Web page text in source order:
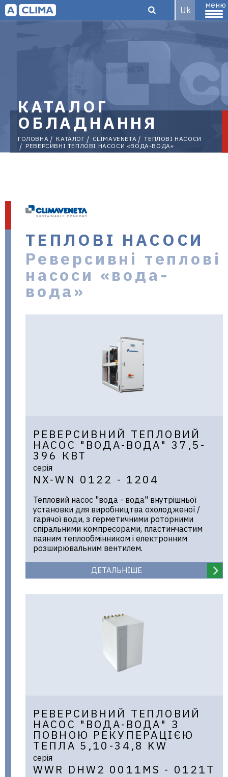
кліматичного
обладнання
Uk
меню
КАТАЛОГ
ОБЛАДНАННЯ
ГОЛОВНА КАТАЛОГ CLIMAVENETA
ТЕПЛОВІ НАСОСИ
РЕВЕРСИВНІ ТЕПЛОВІ НАСОСИ «ВОДА-ВОДА»
ТЕПЛОВІ НАСОСИ
Реверсивні теплові
насоси «вода-
вода»
РЕВЕРСИВНИЙ ТЕПЛОВИЙ
НАСОС "ВОДА-ВОДА" 37,5-
396 КВТ
серія
NX-WN 0122 - 1204
Тепловий насос "вода - вода" внутрішньої
установки для виробництва охолодженої /
гарячої води, з герметичними роторними
спіральними компресорами, пластинчастим
паяним теплообмінником і електронним
розширювальним вентилем.
ДЕТАЛЬНІШЕ
РЕВЕРСИВНИЙ ТЕПЛОВИЙ
НАСОС "ВОДА-ВОДА" З
ПОВНОЮ РЕКУПЕРАЦІЄЮ
ТЕПЛА 5,10-34,8 KW
серія
WWR DHW2 0011MS - 0121T